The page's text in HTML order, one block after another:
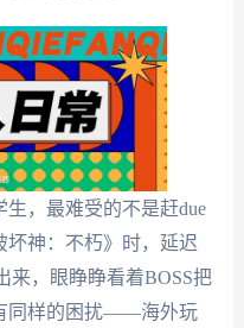
，最难受的不是赶due
坏神：不朽》时，延迟
来，眼睁睁看着BOSS把
同样的困扰——海外玩